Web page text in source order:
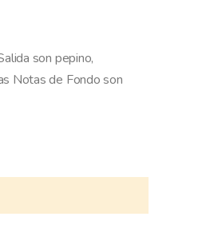
son pepino,
Notas de Fondo son